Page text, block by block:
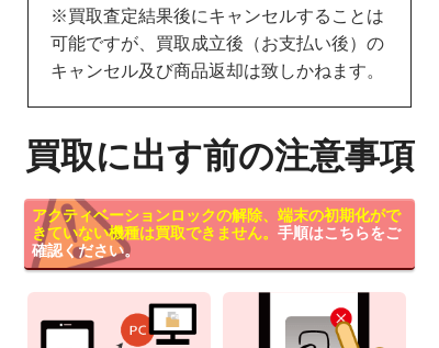
※買取査定結果後にキャンセルすることは
可能ですが、買取成立後（お支払い後）の
キャンセル及び商品返却は致しかねます。
買取に出す前の注意事項
アクティベーションロックの解除、端末の初期化がで
きていない機種は買取できません。 手順はこちらをご
確認ください。